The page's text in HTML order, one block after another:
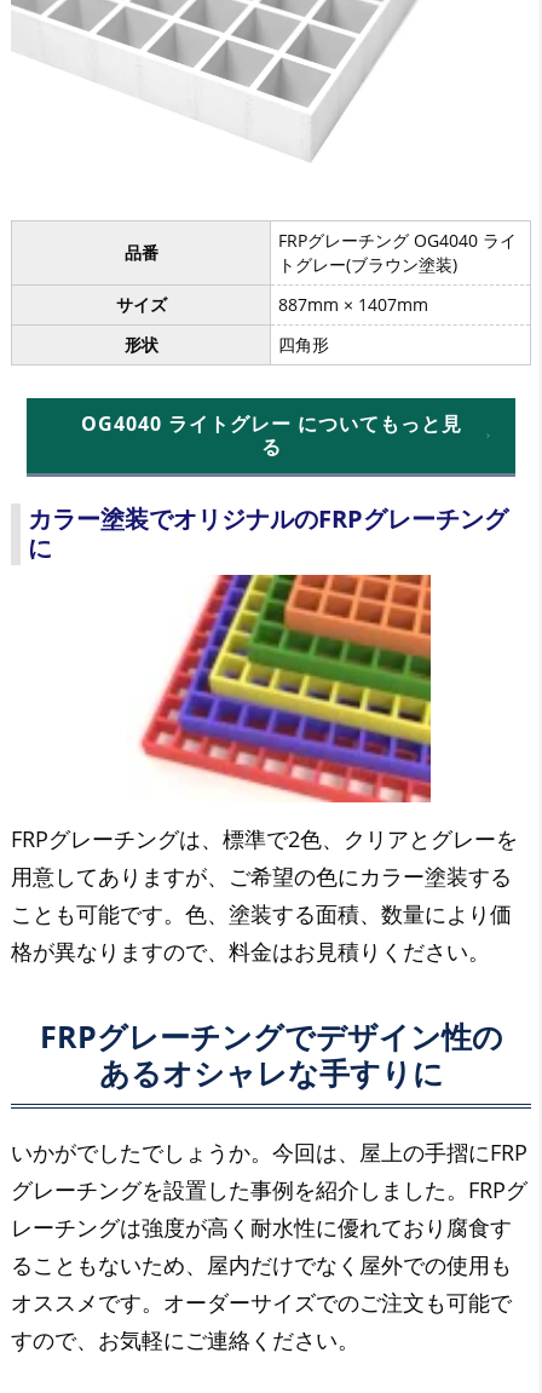
品番
FRPグレーチング OG4040 ライ
トグレー(ブラウン塗装)
サイズ
887mm × 1407mm
形状
四角形
OG4040 ライトグレー についてもっと見
る
カラー塗装でオリジナルのFRPグレーチング
に
FRPグレーチングは、標準で2色、クリアとグレーを
用意してありますが、ご希望の色にカラー塗装する
ことも可能です。色、塗装する面積、数量により価
格が異なりますので、料金はお見積りください。
FRPグレーチングでデザイン性の
あるオシャレな手すりに
いかがでしたでしょうか。今回は、屋上の手摺にFRP
グレーチングを設置した事例を紹介しました。FRPグ
レーチングは強度が高く耐水性に優れており腐食す
ることもないため、屋内だけでなく屋外での使用も
オススメです。オーダーサイズでのご注文も可能で
すので、お気軽にご連絡ください。